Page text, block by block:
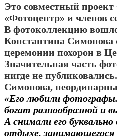
Это совместный
«Фотоцентр» и членов
В фотоколлекцию
Константина Симонова
церемонии похорон в
Значительная часть
нигде не
Симонова,
«Его любили
богат разнообразной и
А снимали его буквально
отдыхе, занимающегося